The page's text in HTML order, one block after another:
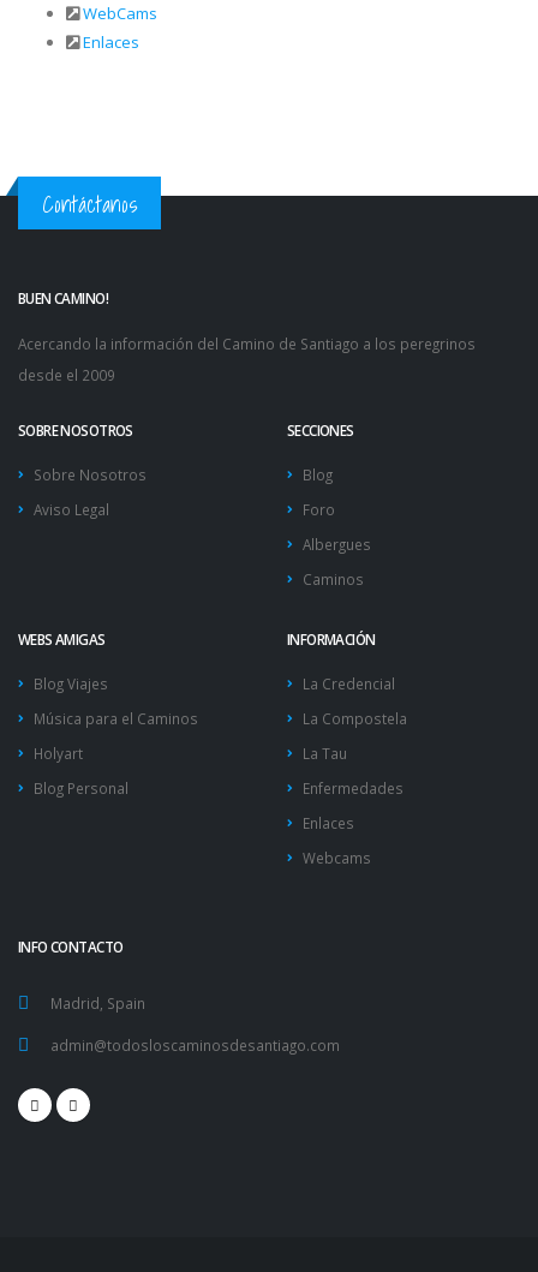
WebCams
Enlaces
Contáctanos
BUEN CAMINO!
Acercando la información del Camino de Santiago a los peregrinos
desde el 2009
SOBRE NOSOTROS
Sobre Nosotros
Aviso Legal
SECCIONES
Blog
Foro
Albergues
Caminos
WEBS AMIGAS
Blog Viajes
Música para el Caminos
Holyart
Blog Personal
INFORMACIÓN
La Credencial
La Compostela
La Tau
Enfermedades
Enlaces
Webcams
INFO CONTACTO
Madrid, Spain
admin@todosloscaminosdesantiago.com